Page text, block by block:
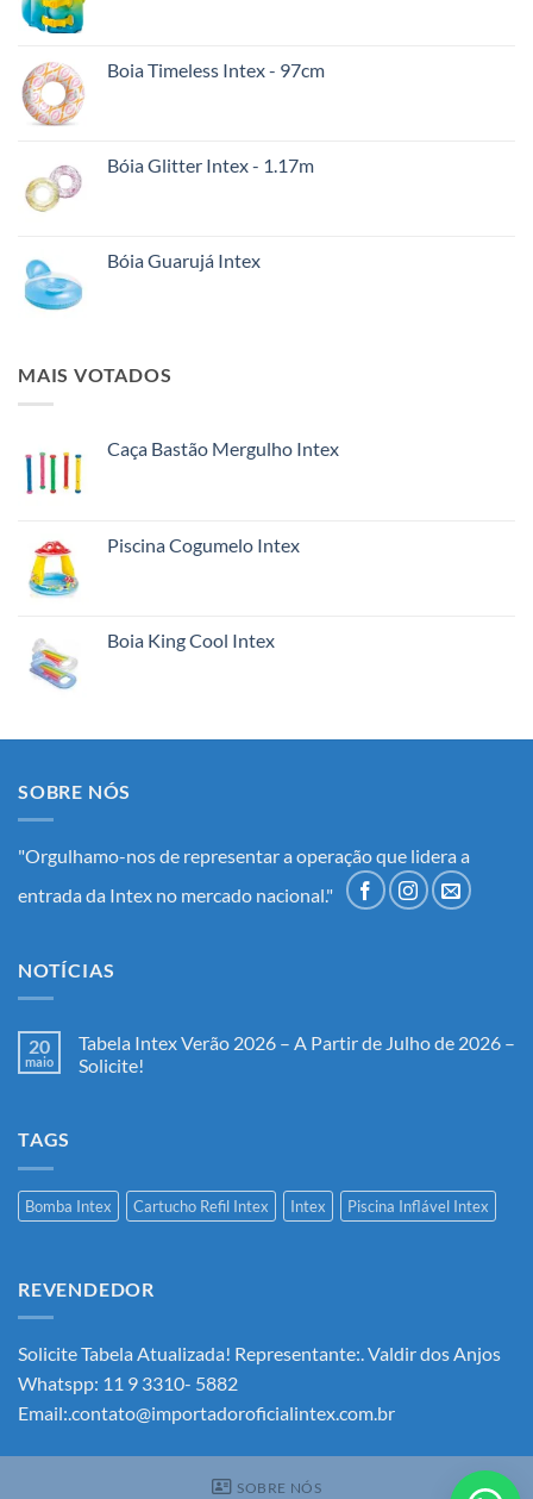
Boia Timeless Intex - 97cm
Bóia Glitter Intex - 1.17m
Bóia Guarujá Intex
MAIS VOTADOS
Caça Bastão Mergulho Intex
Piscina Cogumelo Intex
Boia King Cool Intex
SOBRE NÓS
"Orgulhamo-nos de representar a operação que lidera a
entrada da Intex no mercado nacional."
NOTÍCIAS
20
maio
Tabela Intex Verão 2026 – A Partir de Julho de 2026 –
Solicite!
–
A
2026
TAGS
Bomba Intex Cartucho Refil Intex Intex Piscina Inflável Intex
REVENDEDOR
Solicite Tabela Atualizada! Representante:. Valdir dos Anjos
Whatspp: 11 9 3310- 5882
Email:.contato@importadoroficialintex.com.br
SOBRE NÓS